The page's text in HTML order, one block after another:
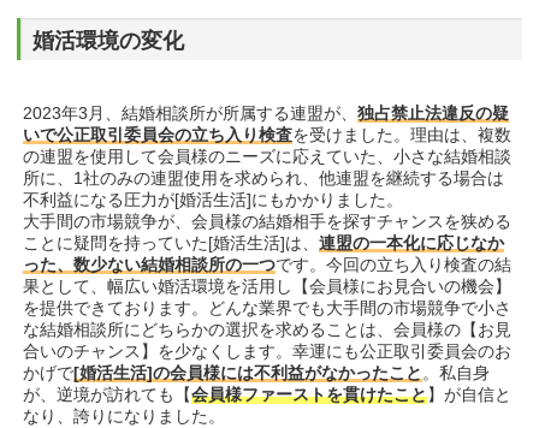
婚活環境の変化
2023年3月、結婚相談所が所属する連盟が、独占禁止法違反の疑
いで公正取引委員会の立ち入り検査を受けました。理由は、複数
の連盟を使用して会員様のニーズに応えていた、小さな結婚相談
所に、 1社のみの連盟使用を求められ、他連盟を継続する場合は
不利益になる圧力が[婚活生活]にもかかりました。
大手間の市場競争が、会員様の結婚相手を探すチャンスを狭める
ことに疑問を持っていた[婚活生活]は、連盟の一本化に応じなか
った、数少ない結婚相談所の一つです。今回の立ち入り検査の結
果として、幅広い婚活環境を活用し【会員様にお見合いの機会】
を提供できております。どんな業界でも大手間の市場競争で小さ
な結婚相談所にどちらかの選択を求めることは、会員様の【お見
合いのチャンス】を少なくします。幸運にも公正取引委員会のお
かげで[婚活生活]の会員様には不利益がなかったこと。私自身
が、逆境が訪れても【会員様ファーストを貫けたこと】が自信と
なり、誇りになりました。